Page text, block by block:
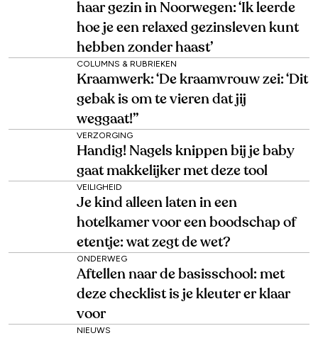
haar gezin in Noorwegen: ‘Ik leerde
hoe je een relaxed gezinsleven kunt
hebben zonder haast’
COLUMNS & RUBRIEKEN
Kraamwerk: ‘De kraamvrouw zei: ‘Dit
gebak is om te vieren dat jij
weggaat!’’
VERZORGING
Handig! Nagels knippen bij je baby
gaat makkelijker met deze tool
VEILIGHEID
Je kind alleen laten in een
hotelkamer voor een boodschap of
etentje: wat zegt de wet?
ONDERWEG
Aftellen naar de basisschool: met
deze checklist is je kleuter er klaar
voor
NIEUWS